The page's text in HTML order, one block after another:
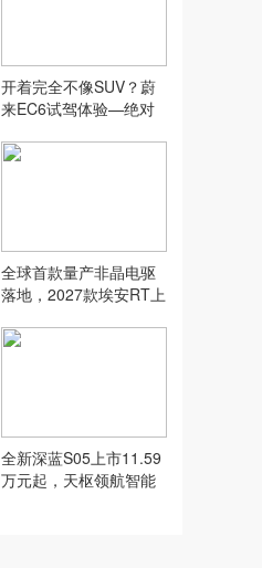
开着完全不像SUV？蔚
来EC6试驾体验—绝对
全球首款量产非晶电驱
落地，2027款埃安RT上
全新深蓝S05上市11.59
万元起，天枢领航智能